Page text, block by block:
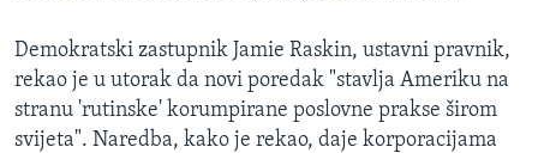
Demokratski zastupnik Jamie Raskin, ustavni pravnik,
rekao je u utorak da novi poredak "stavlja Ameriku na
stranu 'rutinske' korumpirane poslovne prakse širom
svijeta". Naredba, kako je rekao, daje korporacijama